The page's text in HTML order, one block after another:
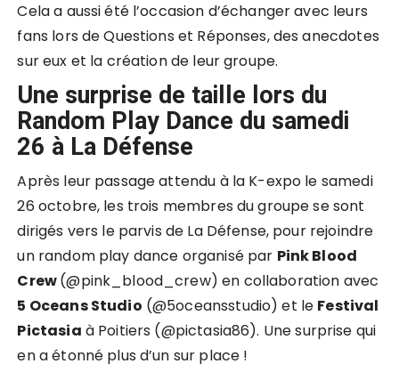
Cela a aussi été l’occasion d’échanger avec leurs
fans lors de Questions et Réponses, des anecdotes
sur eux et la création de leur groupe.
Une surprise de taille lors du
Random Play Dance du samedi
26 à La Défense
Après leur passage attendu à la K-expo le samedi
26 octobre, les trois membres du groupe se sont
dirigés vers le parvis de La Défense, pour rejoindre
un random play dance organisé par Pink Blood
Crew(@pink_blood_crew) en collaboration avec
5 Oceans Studio (@5oceansstudio) et le Festival
Pictasia à Poitiers (@pictasia86). Une surprise qui
en a étonné plus d’un sur place !